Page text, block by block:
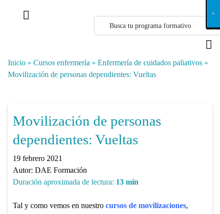
Inicio » Cursos enfermería » Enfermería de cuidados paliativos »
Movilización de personas dependientes: Vueltas
Movilización de personas
dependientes: Vueltas
19 febrero 2021
Autor: DAE Formación
Duración aproximada de lectura: 13 min
Tal y como vemos en nuestro cursos de movilizaciones,
X
×
×
×
×
×
×
×
×
×
×
×
×
×
×
×
×
×
×
×
×
×
×
×
×
×
×
×
×
×
×
×
×
×
×
×
×
×
×
×
×
×
×
×
×
×
×
×
×
×
×
×
×
×
×
×
×
×
×
×
×
×
×
×
×
×
×
×
×
×
×
×
×
×
×
×
×
×
×
×
×
×
×
×
×
×
×
×
×
×
×
×
×
×
×
×
×
×
×
×
×
×
×
×
×
×
×
×
×
×
×
×
×
×
×
×
×
×
×
×
×
×
×
×
×
×
×
×
×
×
×
×
×
×
×
×
×
×
×
×
×
×
×
×
×
×
×
×
×
×
×
×
×
×
×
×
×
×
×
×
×
×
×
×
×
×
×
×
×
×
×
×
×
×
×
×
×
×
×
×
×
×
×
×
×
×
×
×
×
×
×
×
×
×
×
×
×
×
×
×
×
×
×
×
×
×
×
×
×
×
×
×
×
×
×
×
×